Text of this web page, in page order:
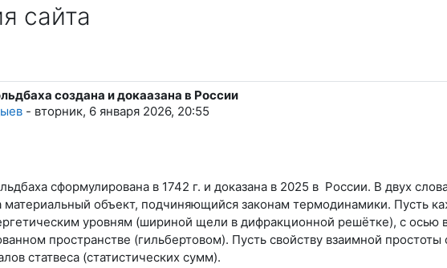
сайта
создана и докаазана в России
- вторник, 6 января 2026, 20:55
сформулирована в 1742 г. и доказана в 2025 в России. В двух
материальный объект, подчиняющийся законам термодинамики. Пусть
уровням (шириной щели в дифракционной решётке), с
пространстве (гильбертовом). Пусть свойству взаимной простоты
статвеса (статистических сумм).